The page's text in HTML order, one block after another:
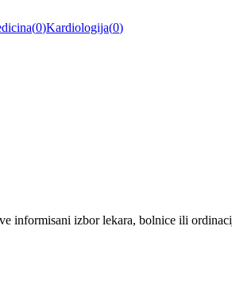
(0)Kardiologija(0)
informisani izbor lekara, bolnice ili